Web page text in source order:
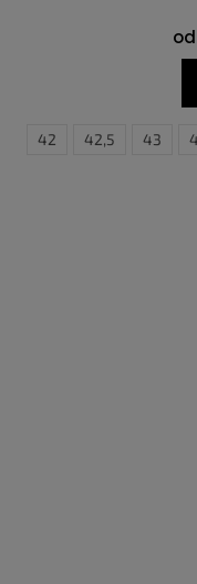
47 47,5
od
42 42,5 43